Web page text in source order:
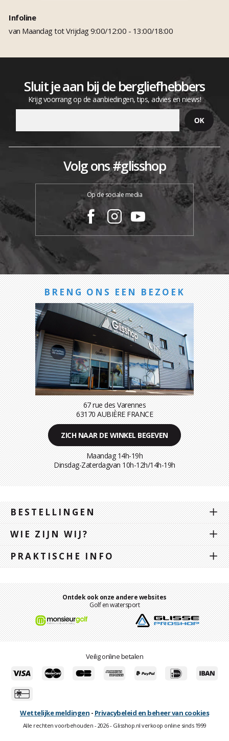
Infoline
van Maandag tot Vrijdag 9:00/12:00 - 13:00/18:00
Sluit je aan bij de bergliefhebbers
Krijg voorrang op de aanbiedingen, tips, advies en niews!
Volg ons #glisshop
Op de sociale media
BRENG ONS EEN BEZOEK
67 rue des Varennes
63170 AUBIÈRE FRANCE
ZICH NAAR DE WINKEL BEGEVEN
Maandag 14h-19h
Dinsdag-Zaterdagvan 10h-12h/14h-19h
BESTELLINGEN
WIE ZIJN WIJ?
PRAKTISCHE INFO
Ontdek ook onze andere websites
Golf en watersport
Veilig online betalen
Wettelijke meldingen - Privacybeleid en beheer van cookies
Alle rechten voorbehouden - 2026 - Glisshop.nl verkoop online sinds 1999